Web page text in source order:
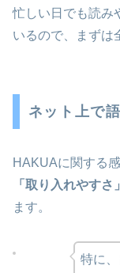
忙しい日でも読み
いるので、まずは
ネット上で
HAKUAに関する
「取り入れやすさ」
ます。
特に